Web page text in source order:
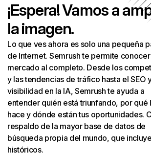
¡Espera! Vamos a
la imagen.
Lo que ves ahora es solo una pequeña
de Internet. Semrush te permite
mercado al completo. Desde los
y las tendencias de tráfico hasta el SEO
visibilidad en la IA, Semrush te ayuda a
entender quién está triunfando, por qué
hace y dónde están tus oportunidades.
respaldo de la mayor base de datos de
búsqueda propia del mundo, que
históricos.